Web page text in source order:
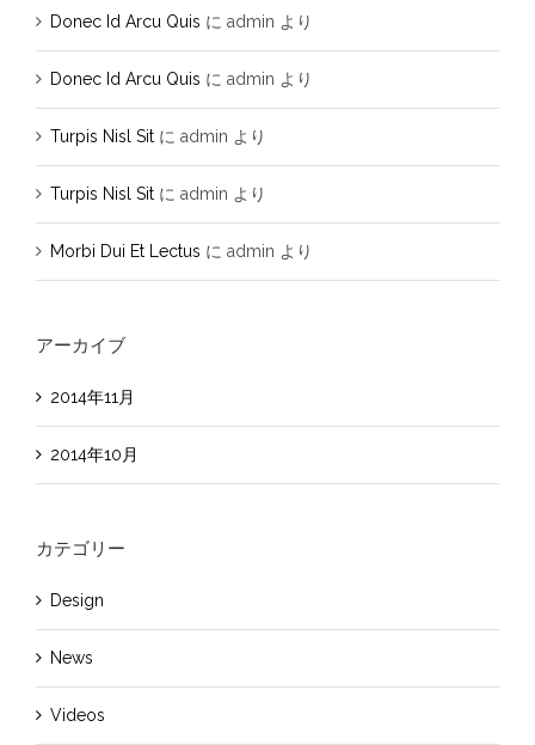
Donec Id Arcu Quis に admin より
Donec Id Arcu Quis に admin より
Turpis Nisl Sit に admin より
Turpis Nisl Sit に admin より
Morbi Dui Et Lectus に admin より
アーカイブ
2014年11月
2014年10月
カテゴリー
Design
News
Videos